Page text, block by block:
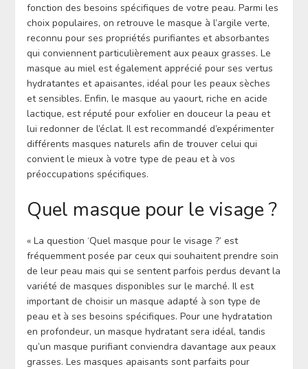
fonction des besoins spécifiques de votre peau. Parmi les
choix populaires, on retrouve le masque à l’argile verte,
reconnu pour ses propriétés purifiantes et absorbantes
qui conviennent particulièrement aux peaux grasses. Le
masque au miel est également apprécié pour ses vertus
hydratantes et apaisantes, idéal pour les peaux sèches
et sensibles. Enfin, le masque au yaourt, riche en acide
lactique, est réputé pour exfolier en douceur la peau et
lui redonner de l’éclat. Il est recommandé d’expérimenter
différents masques naturels afin de trouver celui qui
convient le mieux à votre type de peau et à vos
préoccupations spécifiques.
Quel masque pour le visage ?
« La question ‘Quel masque pour le visage ?’ est
fréquemment posée par ceux qui souhaitent prendre soin
de leur peau mais qui se sentent parfois perdus devant la
variété de masques disponibles sur le marché. Il est
important de choisir un masque adapté à son type de
peau et à ses besoins spécifiques. Pour une hydratation
en profondeur, un masque hydratant sera idéal, tandis
qu’un masque purifiant conviendra davantage aux peaux
grasses. Les masques apaisants sont parfaits pour